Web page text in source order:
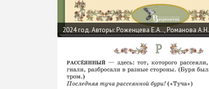
2024 год. Авторы: Роженцева Е.А.., Романова А.Н.